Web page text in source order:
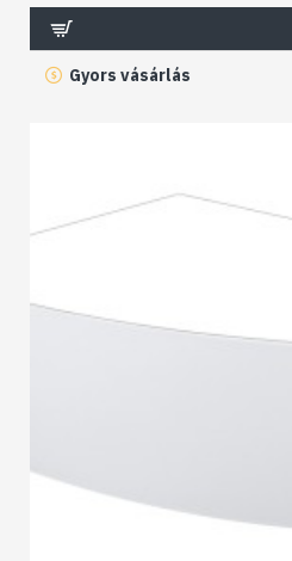
Gyors vásárlás